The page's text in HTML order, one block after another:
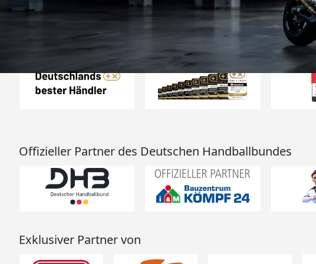
Auszeichnungen
Offizieller Partner des Deutschen Handballbundes
Exklusiver Partner von